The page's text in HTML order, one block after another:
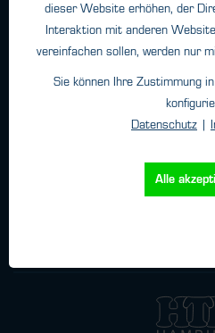
Über HTK
Kontakt
dieser Website erhöhen, der
Interaktion mit anderen
vereinfachen sollen, werden nur
Sie können Ihre Zustimmung
Datenschutz |
Alle